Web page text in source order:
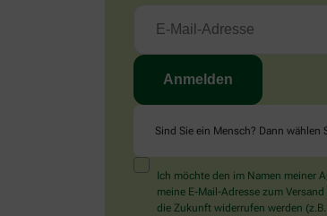
Sind Sie ein Mensch? Dann wählen
Ich möchte den im Namen meiner
meine E-Mail-Adresse zum
die Zukunft widerrufen werden